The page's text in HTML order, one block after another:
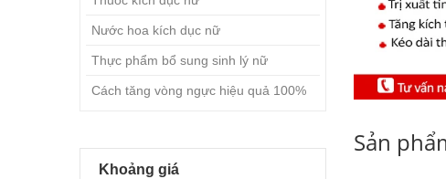
Sản
Nước hoa kích dục nữ
Thực phẩm bổ sung sinh lý nữ
Cách tăng vòng ngực hiệu quả 100%
Khoảng giá